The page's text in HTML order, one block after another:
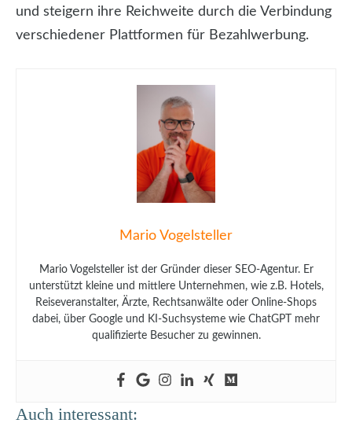
und steigern ihre Reichweite durch die Verbindung
verschiedener Plattformen für Bezahlwerbung.
Mario Vogelsteller
Mario Vogelsteller ist der Gründer dieser SEO-Agentur. Er
unterstützt kleine und mittlere Unternehmen, wie z.B. Hotels,
Reiseveranstalter, Ärzte, Rechtsanwälte oder Online-Shops
dabei, über Google und KI-Suchsysteme wie ChatGPT mehr
qualifizierte Besucher zu gewinnen.
Auch interessant: